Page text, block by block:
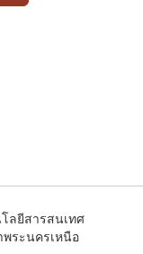
ลยีสารสนเทศ
พระนครเหนือ